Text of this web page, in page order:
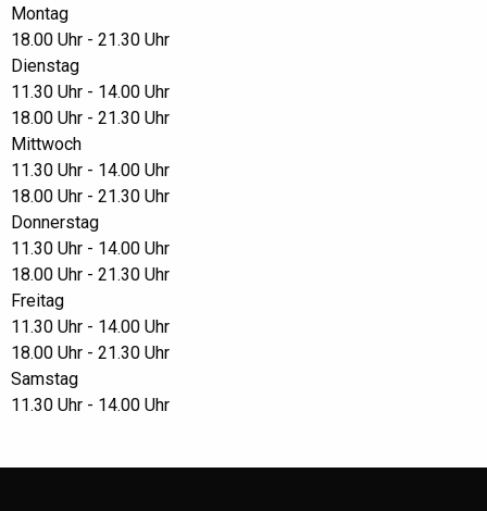
Montag
18.00 Uhr - 21.30 Uhr
Dienstag
11.30 Uhr - 14.00 Uhr
18.00 Uhr - 21.30 Uhr
Mittwoch
11.30 Uhr - 14.00 Uhr
18.00 Uhr - 21.30 Uhr
Donnerstag
11.30 Uhr - 14.00 Uhr
18.00 Uhr - 21.30 Uhr
Freitag
11.30 Uhr - 14.00 Uhr
18.00 Uhr - 21.30 Uhr
Samstag
11.30 Uhr - 14.00 Uhr